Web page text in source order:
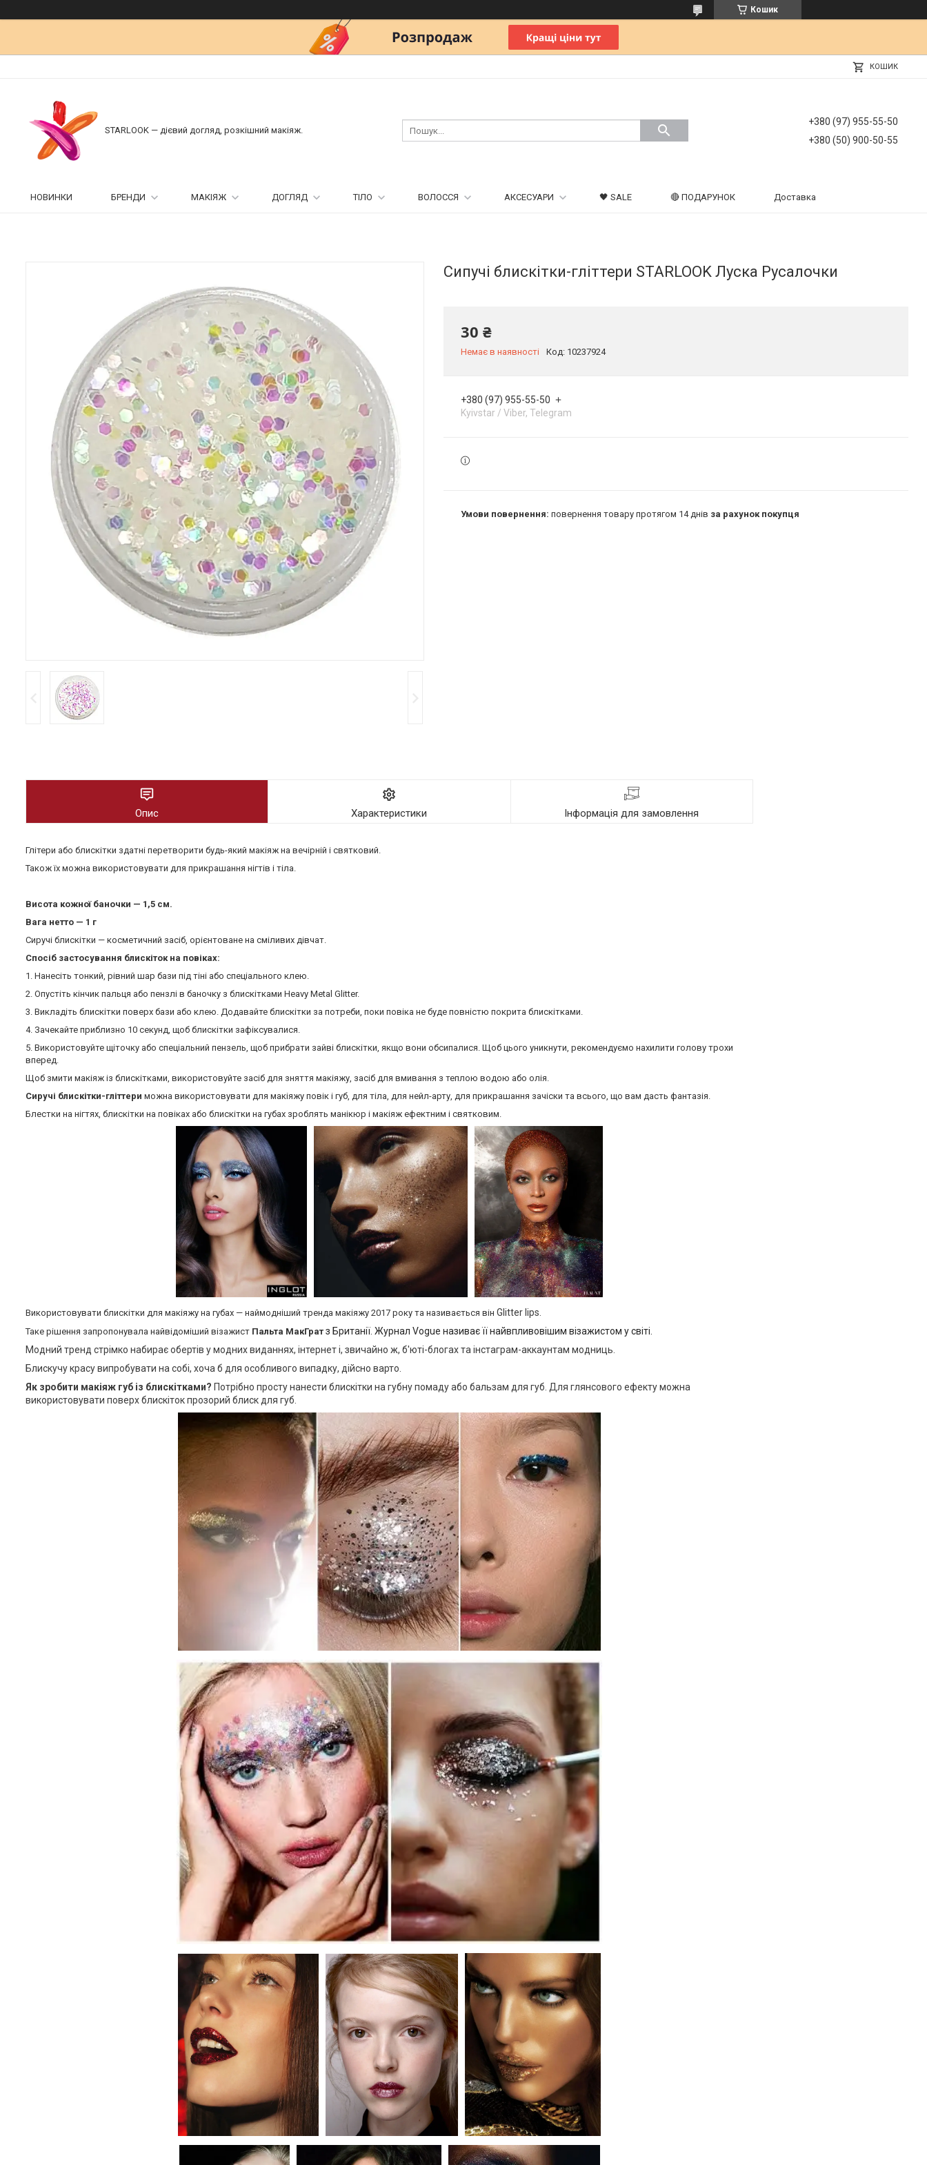
Кошик
КОШИК
STARLOOK — дієвий догляд, розкішний макіяж.
+380 (97) 955-55-50
+380 (50) 900-50-55
НОВИНКИ БРЕНДИ МАКІЯЖ ДОГЛЯД ТІЛО ВОЛОССЯ АКСЕСУАРИ 🖤 SALE 🔴 ПОДАРУНОК Доставка
Сипучі блискітки-гліттери STARLOOK Луска Русалочки
30 ₴
Немає в наявності Код: 10237924
+380 (97) 955-55-50
Kyivstar / Viber, Telegram
повернення товару протягом 14 днів за рахунок покупця
Опис Характеристики Інформація для замовлення
Глітери або блискітки здатні перетворити будь-який макіяж на вечірній і святковий.
Також їх можна використовувати для прикрашання нігтів і тіла.
Висота кожної баночки — 1,5 см.
Вага нетто — 1 г
Сиручі блискітки — косметичний засіб, орієнтоване на сміливих дівчат.
Спосіб застосування блискіток на повіках:
1. Нанесіть тонкий, рівний шар бази під тіні або спеціального клею.
2. Опустіть кінчик пальця або пензлі в баночку з блискітками Heavy Metal Glitter.
3. Викладіть блискітки поверх бази або клею. Додавайте блискітки за потреби, поки повіка не буде повністю покрита блискітками.
4. Зачекайте приблизно 10 секунд, щоб блискітки зафіксувалися.
5. Використовуйте щіточку або спеціальний пензель, щоб прибрати зайві блискітки, якщо вони обсипалися. Щоб цього уникнути, рекомендуємо нахилити голову трохи
вперед.
Щоб змити макіяж із блискітками, використовуйте засіб для зняття макіяжу, засіб для вмивання з теплою водою або олія.
Сиручі блискітки-гліттери можна використовувати для макіяжу повік і губ, для тіла, для нейл-арту, для прикрашання зачіски та всього, що вам дасть фантазія.
Блестки на нігтях, блискітки на повіках або блискітки на губах зроблять манікюр і макіяж ефектним і святковим.
Використовувати блискітки для макіяжу на губах — наймодніший тренда макіяжу 2017 року та називається він Glitter lips.
Таке рішення запропонувала найвідоміший візажист Пальта МакГрат з Британії. Журнал Vogue називає її найвпливовішим візажистом у світі.
Модний тренд стрімко набирає обертів у модних виданнях, інтернет і, звичайно ж, б'юті-блогах та інстаграм-аккаунтам модниць.
Блискучу красу випробувати на собі, хоча б для особливого випадку, дійсно варто.
Як зробити макіяж губ із блискітками? Потрібно просту нанести блискітки на губну помаду або бальзам для губ. Для глянсового ефекту можна
використовувати поверх блискіток прозорий блиск для губ.